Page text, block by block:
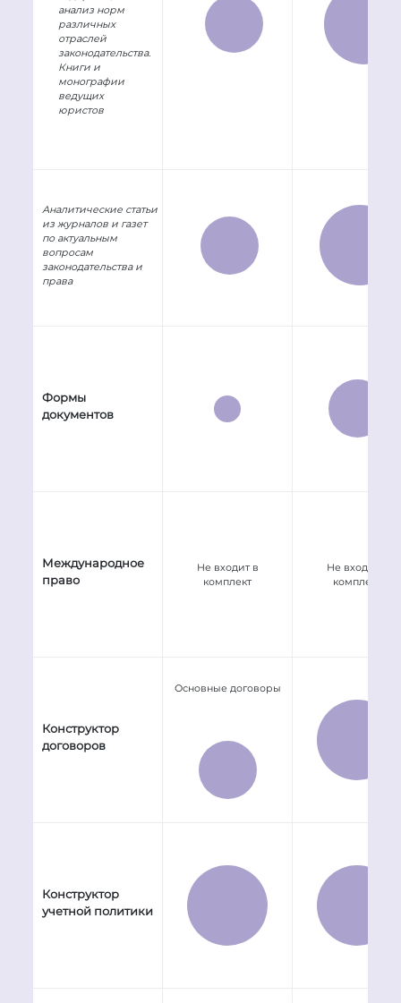
анализ норм
различных
отраслей
законодательства.
Книги и
монографии
ведущих
юристов
Аналитические статьи
из журналов и газет
по актуальным
вопросам
законодательства и
права
Формы
документов
Международное
право
Конструктор
договоров
Конструктор
учетной политики
Не входит в
комплект
Основные договоры
Не входит в
комплект